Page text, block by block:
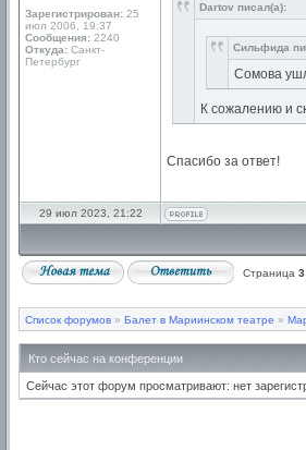
Зарегистрирован: 25
июл 2006, 19:37
Сообщения: 2240
Откуда: Санкт-
Петербург
Dartov писал(а):
Сильфида
Сомова
К сожалению и
Спасибо за ответ!
29 июл 2023, 21:22
Страница 3
Список форумов » Балет в Мариинском театре »
Кто сейчас на конференции
Сейчас этот форум просматривают: нет